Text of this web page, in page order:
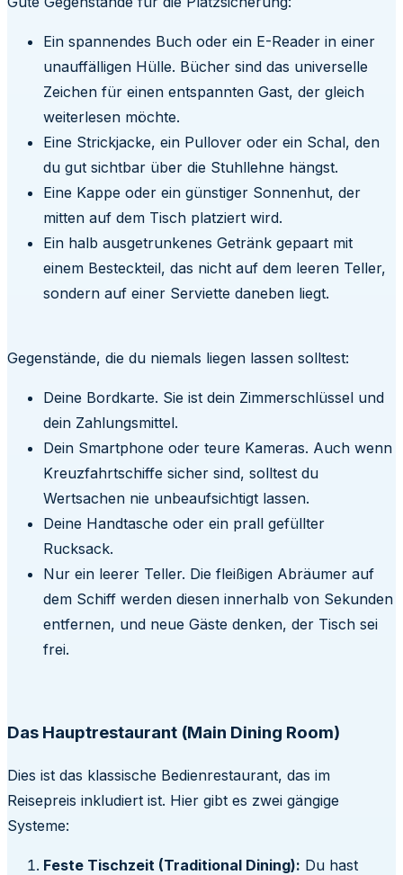
Ein spannendes Buch oder ein E-Reader in einer
unauffälligen Hülle. Bücher sind das universelle
Zeichen für einen entspannten Gast, der gleich
weiterlesen möchte.
Eine Strickjacke, ein Pullover oder ein Schal, den
du gut sichtbar über die Stuhllehne hängst.
Eine Kappe oder ein günstiger Sonnenhut, der
mitten auf dem Tisch platziert wird.
Ein halb ausgetrunkenes Getränk gepaart mit
einem Besteckteil, das nicht auf dem leeren Teller,
sondern auf einer Serviette daneben liegt.
Gegenstände, die du niemals liegen lassen solltest:
Deine Bordkarte. Sie ist dein Zimmerschlüssel und
dein Zahlungsmittel.
Dein Smartphone oder teure Kameras. Auch wenn
Kreuzfahrtschiffe sicher sind, solltest du
Wertsachen nie unbeaufsichtigt lassen.
Deine Handtasche oder ein prall gefüllter
Rucksack.
Nur ein leerer Teller. Die fleißigen Abräumer auf
dem Schiff werden diesen innerhalb von Sekunden
entfernen, und neue Gäste denken, der Tisch sei
frei.
Das Hauptrestaurant (Main Dining Room)
Dies ist das klassische Bedienrestaurant, das im
Reisepreis inkludiert ist. Hier gibt es zwei gängige
Systeme:
Feste Tischzeit (Traditional Dining): Du hast